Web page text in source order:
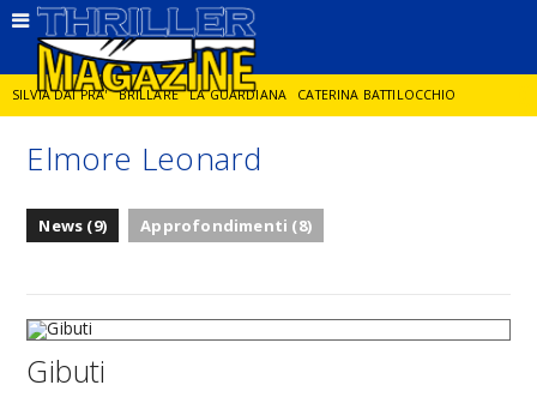
SILVIA DAI PRA' BRILLARE LA GUARDIANA CATERINA BATTILOCCHIO
JORGE DIAZ LA SPIA DELITTO IN CORNICE
Elmore Leonard
News (9) Approfondimenti (8)
Gibuti